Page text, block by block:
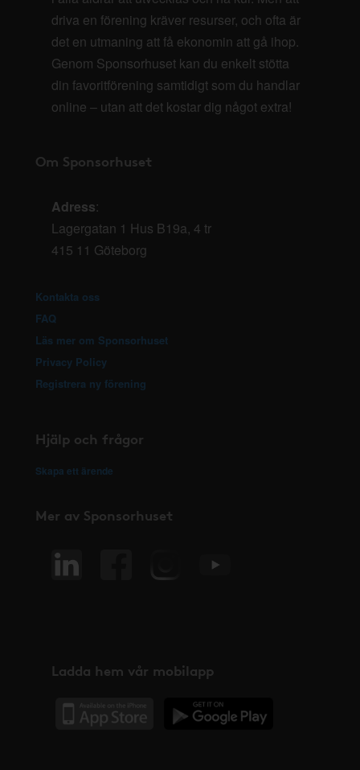
driva en förening kräver resurser, och ofta är
det en utmaning att få ekonomin att gå ihop.
Genom Sponsorhuset kan du enkelt stötta
din favoritförening samtidigt som du handlar
online – utan att det kostar dig något extra!
Om Sponsorhuset
Adress:
Lagergatan 1 Hus B19a, 4 tr
415 11 Göteborg
Kontakta oss
FAQ
Läs mer om Sponsorhuset
Privacy Policy
Registrera ny förening
Hjälp och frågor
Skapa ett ärende
Mer av Sponsorhuset
Ladda hem vår mobilapp